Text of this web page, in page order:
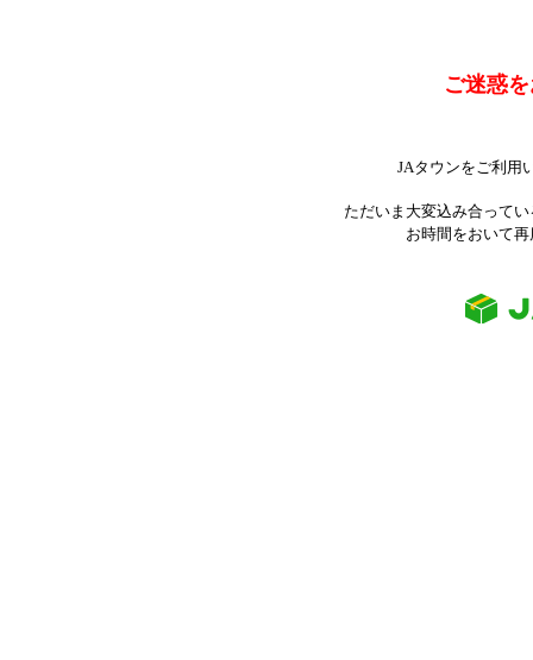
ご迷惑
JAタウンをご利用
ただいま大変込み合って
お時間をおいて